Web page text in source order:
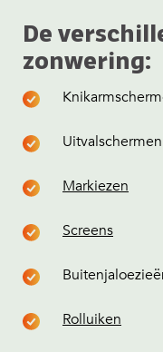
De
zonwering:
Uitvalschermen
Markiezen
Screens
Rolluiken